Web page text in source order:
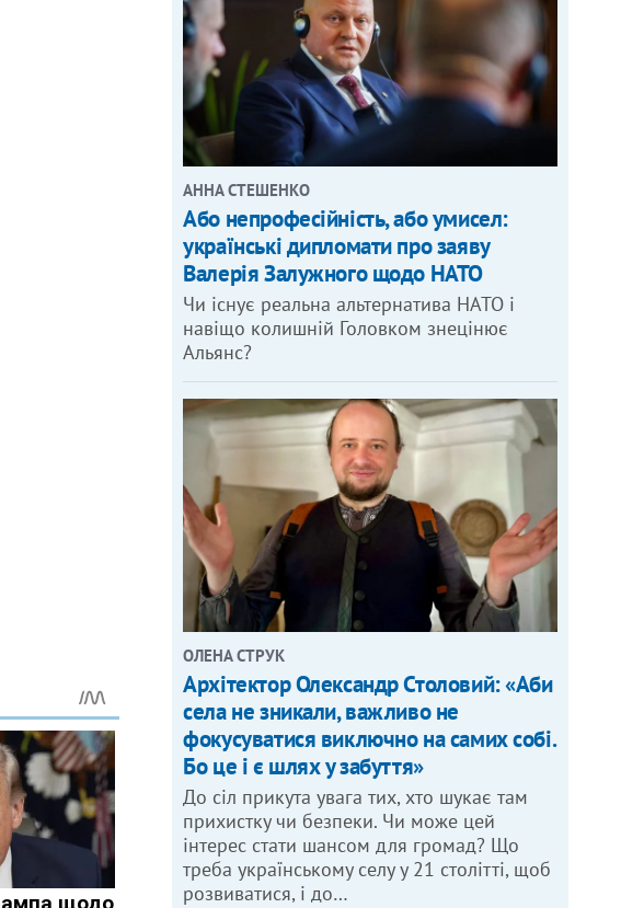
АННА СТЕШЕНКО
Або непрофесійність, або умисел:
українські дипломати про заяву
Валерія Залужного щодо НАТО
Чи існує реальна альтернатива НАТО і
навіщо колишній Головком знецінює
Альянс?
ОЛЕНА СТРУК
Архітектор Олександр Столовий: «Аби
села не зникали, важливо не
фокусуватися виключно на самих собі.
Бо це і є шлях у забуття»
До сіл прикута увага тих, хто шукає там
прихистку чи безпеки. Чи може цей
інтерес стати шансом для громад? Що
треба українському селу у 21 столітті, щоб
розвиватися, і до…